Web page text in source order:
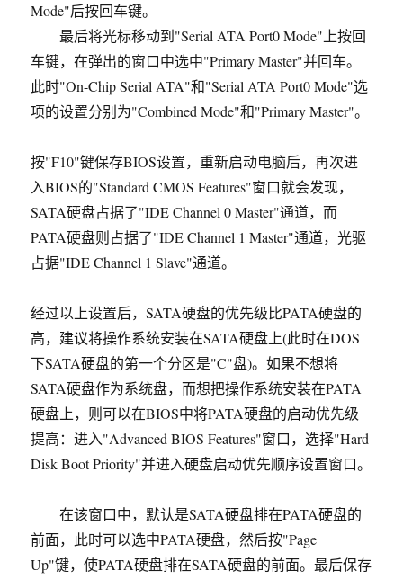
Mode"后按回车键。
最后将光标移动到"Serial ATA Port0 Mode"上按回
车键，在弹出的窗口中选中"Primary Master"并回车。
此时"On-Chip Serial ATA"和"Serial ATA Port0 Mode"选
项的设置分别为"Combined Mode"和"Primary Master"。
按"F10"键保存BIOS设置，重新启动电脑后，再次进
入BIOS的"Standard CMOS Features"窗口就会发现，
SATA硬盘占据了"IDE Channel 0 Master"通道，而
PATA硬盘则占据了"IDE Channel 1 Master"通道，光驱
占据"IDE Channel 1 Slave"通道。
经过以上设置后，SATA硬盘的优先级比PATA硬盘的
高，建议将操作系统安装在SATA硬盘上(此时在DOS
下SATA硬盘的第一个分区是"C"盘)。如果不想将
SATA硬盘作为系统盘，而想把操作系统安装在PATA
硬盘上，则可以在BIOS中将PATA硬盘的启动优先级
提高：进入"Advanced BIOS Features"窗口，选择"Hard
Disk Boot Priority"并进入硬盘启动优先顺序设置窗口。
在该窗口中，默认是SATA硬盘排在PATA硬盘的
前面，此时可以选中PATA硬盘，然后按"Page
Up"键，使PATA硬盘排在SATA硬盘的前面。最后保存